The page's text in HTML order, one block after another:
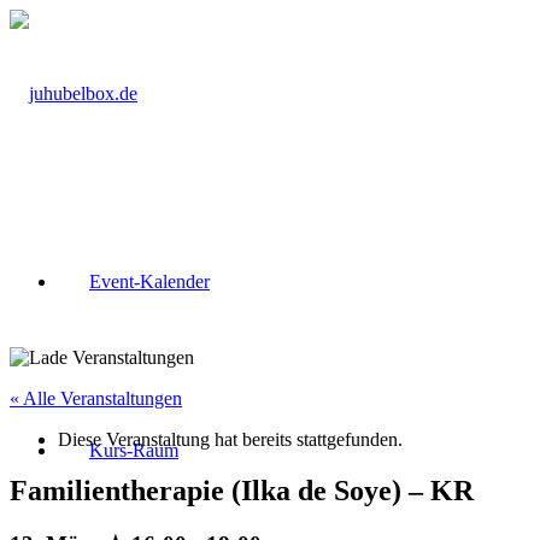
Event-Kalender
Kurs-Raum
« Alle Veranstaltungen
Diese Veranstaltung hat bereits stattgefunden.
Familientherapie (Ilka de Soye) – KR